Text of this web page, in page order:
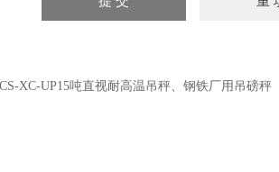
XC-UP15吨直视耐高温吊秤、钢铁厂用吊磅秤